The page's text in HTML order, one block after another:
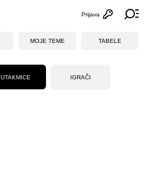
Otvori
Prijava
MOJE TEME TABELE
UTAKMICE IGRAČI